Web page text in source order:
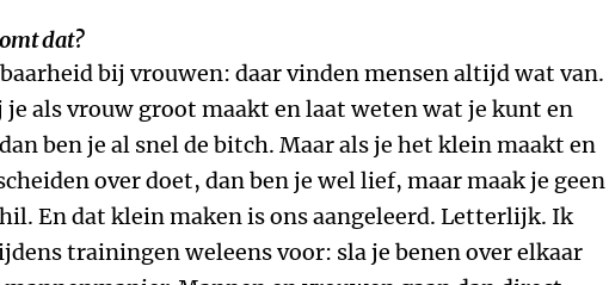
dat?
bij vrouwen: daar vinden mensen altijd wat van.
je als vrouw groot maakt en laat weten wat je kunt en
ben je al snel de bitch. Maar als je het klein maakt en
over doet, dan ben je wel lief, maar maak je geen
En dat klein maken is ons aangeleerd. Letterlijk. Ik
trainingen weleens voor: sla je benen over elkaar